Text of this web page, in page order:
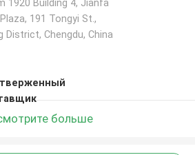
1920 Building 4, Jianfa
191 Tongyi St.,
District, Chengdu, China
больше